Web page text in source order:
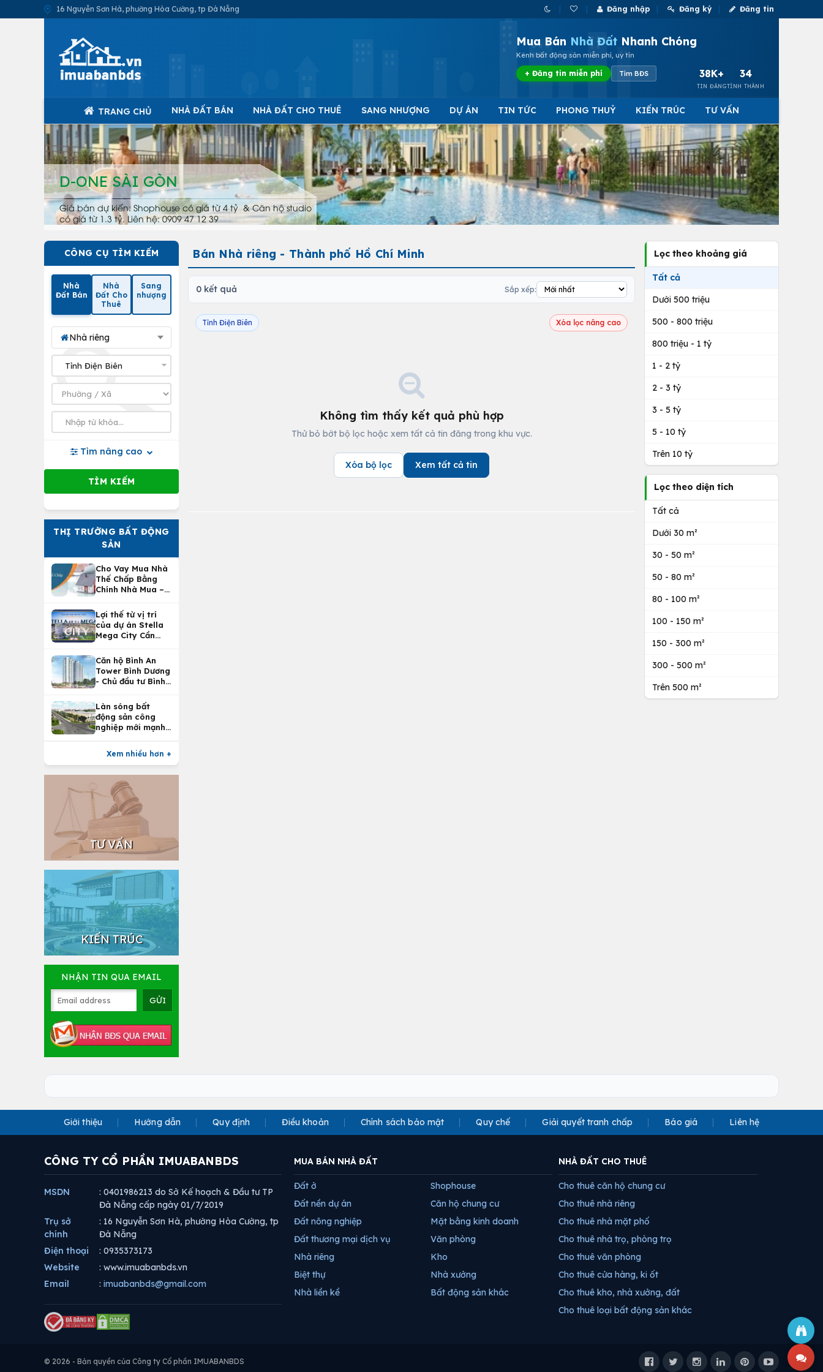
16 Nguyễn Sơn Hà, phường Hòa Cường, tp Đà Nẵng Đăng nhập Đăng ký Đăng tin
Mua Bán Nhà Đất Nhanh Chóng
Kênh bất động sản miễn phí, uy tín
+ Đăng tin miễn phí Tìm BĐS 38K+
TIN ĐĂNG
34
TỈNH THÀNH
TRANG CHỦ NHÀ ĐẤT BÁN NHÀ ĐẤT CHO THUÊ SANG NHƯỢNG DỰ ÁN TIN TỨC PHONG THUỶ KIẾN TRÚC TƯ VẤN
D-ONE SÀI GÒN
Giá bán dự kiến: Shophouse có giá từ 4 tỷ & Căn hộ studio
có giá từ 1.3 tỷ. Liên hệ: 0909 47 12 39
CÔNG CỤ TÌM KIẾM
Nhà
Đất Bán
Nhà
Đất Cho
Thuê
Sang
nhượng
Nhà riêng
Tìm nâng cao
THỊ TRƯỜNG BẤT ĐỘNG
SẢN
Cho Vay Mua Nhà
Thế Chấp Bằng
Chính Nhà Mua –
Nhà Tại
Vietcombank
Lợi thế từ vị trí
của dự án Stella
Mega City Cần
Căn hộ Bình An
Tower Bình Dương
- Chủ đầu tư Bình
Làn sóng bất
động sản công
nghiệp mới mạnh
Xem nhiều hơn +
TƯ VẤN
KIẾN TRÚC
NHẬN TIN QUA EMAIL
Bán Nhà riêng - Thành phố Hồ Chí Minh
0 kết quả Sắp xếp:
Tỉnh Điện Biên Xóa lọc nâng cao
Không tìm thấy kết quả phù hợp
Thử bỏ bớt bộ lọc hoặc xem tất cả tin đăng trong khu vực.
Xóa bộ lọc Xem tất cả tin
Lọc theo khoảng giá
Tất cả
Dưới 500 triệu
500 - 800 triệu
800 triệu - 1 tỷ
1 - 2 tỷ
2 - 3 tỷ
3 - 5 tỷ
5 - 10 tỷ
Trên 10 tỷ
Lọc theo diện tích
Tất cả
Dưới 30 m²
30 - 50 m²
50 - 80 m²
80 - 100 m²
100 - 150 m²
150 - 300 m²
300 - 500 m²
Trên 500 m²
Giới thiệu Hướng dẫn Quy định Điều khoản Chính sách bảo mật Quy chế Giải quyết tranh chấp Báo giá Liên hệ
CÔNG TY CỔ PHẦN IMUABANBDS
MSDN
: 0401986213 do Sở Kế hoạch & Đầu tư TP
Đà Nẵng cấp ngày 01/7/2019
Trụ sở
chính
: 16 Nguyễn Sơn Hà, phường Hòa Cường, tp
Đà Nẵng
Điện thoại
: 0935373173
Website
: www.imuabanbds.vn
Email
: imuabanbds@gmail.com
MUA BÁN NHÀ ĐẤT
Đất ở
Đất nền dự án
Đất nông nghiệp
Đất thương mại dịch vụ
Nhà riêng
Biệt thự
Nhà liền kề
Shophouse
Căn hộ chung cư
Mặt bằng kinh doanh
Văn phòng
Kho
Nhà xưởng
Bất động sản khác
NHÀ ĐẤT CHO THUÊ
Cho thuê căn hộ chung cư
Cho thuê nhà riêng
Cho thuê nhà mặt phố
Cho thuê nhà trọ, phòng trọ
Cho thuê văn phòng
Cho thuê cửa hàng, ki ốt
Cho thuê kho, nhà xưởng, đất
Cho thuê loại bất động sản khác
© 2026 - Bản quyền của Công ty Cổ phần IMUABANBDS